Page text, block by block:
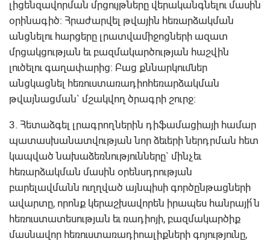
լիցենզավորման մրցույթները վերականգնելու մասին
օրինագիծ: Հրաժարվել թվային հեռարձակման
անցնելու հարցերը լրատվամիջոցների ազատ
մրցակցության եւ բազմակարծության հաշվին
լուծելու գաղափարից: Բաց քննարկումներ
անցկացնել հեռուստառադիոհեռարձակման
թվայնացման` մշակվող ծրագրի շուրջ:
3. Հետաձգել լրագրողներին դիֆամացիայի համար
պատասխանատվության նոր ձեւերի ներդրման հետ
կապված նախաձեռնությունները` մինչեւ
հեռարձակման մասին օրենսդրության
բարելավմանն ուղղված այնպիսի գործընթացների
ավարտը, որոնք կերաշխավորեն իրապես հանրայի՛ն
հեռուստատեսության եւ ռադիոյի, բազմակարծիք
մասնավոր հեռուստառադիոալիքների գոյությունը,